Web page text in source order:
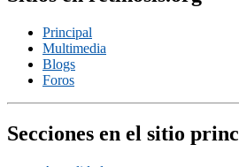
Principal
Multimedia
Blogs
Foros
Secciones en el sitio